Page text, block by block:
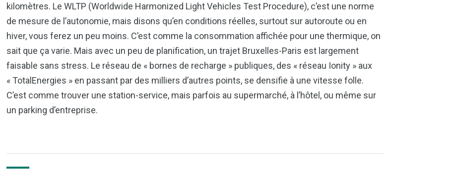
kilomètres. Le WLTP (Worldwide Harmonized Light Vehicles Test Procedure), c’est une norme
de mesure de l’autonomie, mais disons qu’en conditions réelles, surtout sur autoroute ou en
hiver, vous ferez un peu moins. C’est comme la consommation affichée pour une thermique, on
sait que ça varie. Mais avec un peu de planification, un trajet Bruxelles-Paris est largement
faisable sans stress. Le réseau de « bornes de recharge » publiques, des « réseau Ionity » aux
« TotalEnergies » en passant par des milliers d’autres points, se densifie à une vitesse folle.
C’est comme trouver une station-service, mais parfois au supermarché, à l’hôtel, ou même sur
un parking d’entreprise.